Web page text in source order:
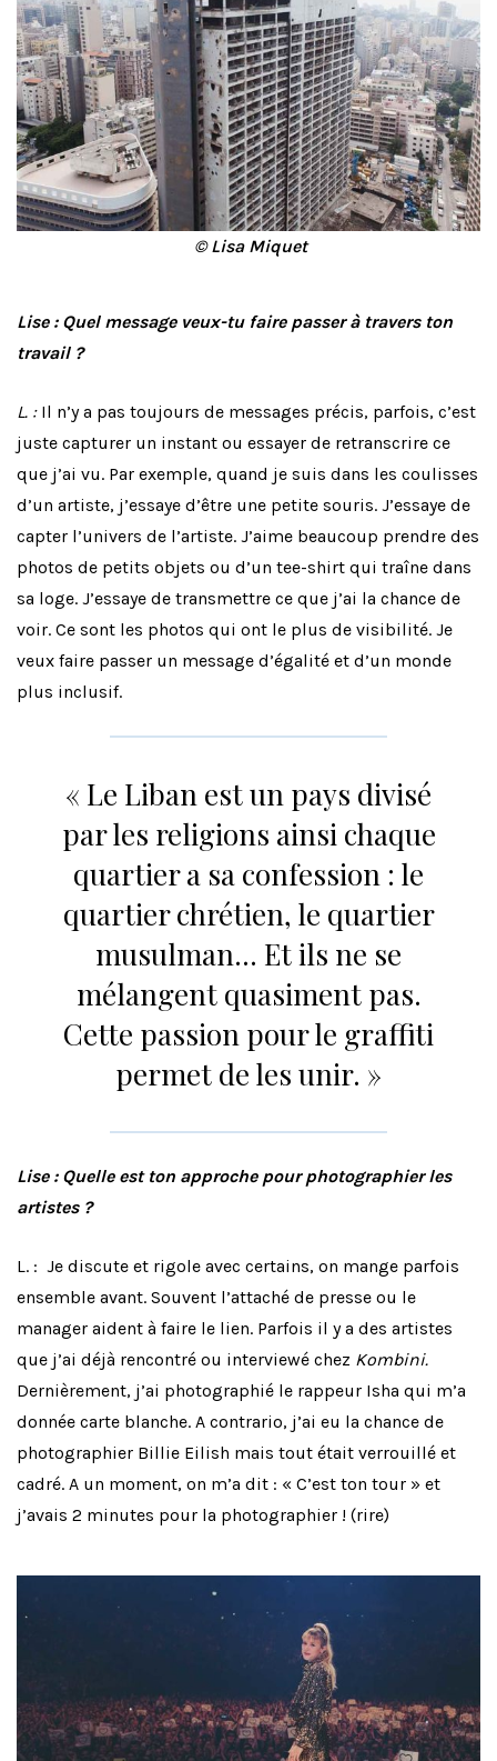
© Lisa Miquet
Lise : Quel message veux-tu faire passer à travers ton
travail ?
L. : Il n’y a pas toujours de messages précis, parfois, c’est
juste capturer un instant ou essayer de retranscrire ce
que j’ai vu. Par exemple, quand je suis dans les coulisses
d’un artiste, j’essaye d’être une petite souris. J’essaye de
capter l’univers de l’artiste. J’aime beaucoup prendre des
photos de petits objets ou d’un tee-shirt qui traîne dans
sa loge. J’essaye de transmettre ce que j’ai la chance de
voir. Ce sont les photos qui ont le plus de visibilité. Je
veux faire passer un message d’égalité et d’un monde
plus inclusif.
« Le Liban est un pays divisé
par les religions ainsi chaque
quartier a sa confession : le
quartier chrétien, le quartier
musulman… Et ils ne se
mélangent quasiment pas.
Cette passion pour le graffiti
permet de les unir. »
Lise : Quelle est ton approche pour photographier les
artistes ?
L. : Je discute et rigole avec certains, on mange parfois
ensemble avant. Souvent l’attaché de presse ou le
manager aident à faire le lien. Parfois il y a des artistes
que j’ai déjà rencontré ou interviewé chez Kombini.
Dernièrement, j’ai photographié le rappeur Isha qui m’a
donnée carte blanche. A contrario, j’ai eu la chance de
photographier Billie Eilish mais tout était verrouillé et
cadré. A un moment, on m’a dit : « C’est ton tour » et
j’avais 2 minutes pour la photographier ! (rire)